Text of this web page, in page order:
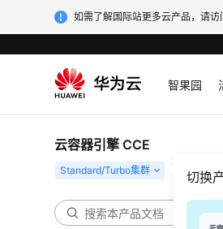
如需了解国际站更多云产品，请访
智果园
云容器引擎 CCE
切换